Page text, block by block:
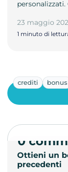
23 maggio
1 minuto di
crediti bonus
Ottieni un
precedenti
0